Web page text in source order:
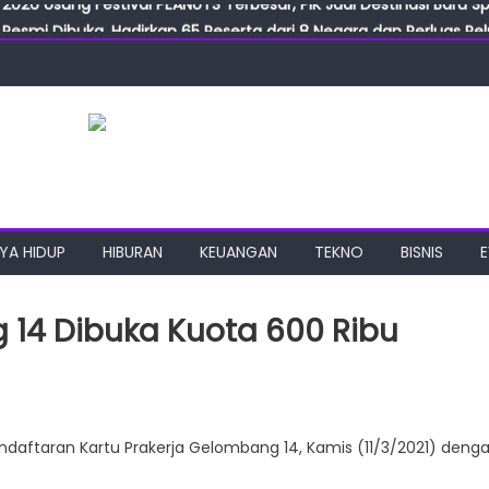
Dibuka, Hadirkan 65 Peserta dari 8 Negara dan Perluas
Usung Festival PEANUTS Terbesar, PIK Jadi Destinasi Baru
HIDUP HIBURAN KEUANGAN TEKNO BISNIS
Dibuka Kuota 600 Ribu
Kartu Prakerja Gelombang 14, Kamis (11/3/2021)